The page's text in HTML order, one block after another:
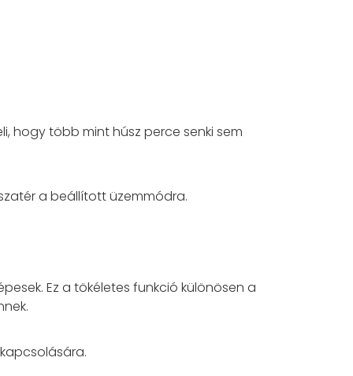
hogy több mint húsz perce senki sem
a beállított üzemmódra.
Ez a tökéletes funkció különösen a